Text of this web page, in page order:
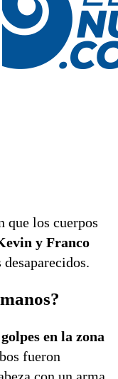
que los cuerpos
y Franco
golpes en la zona
fueron